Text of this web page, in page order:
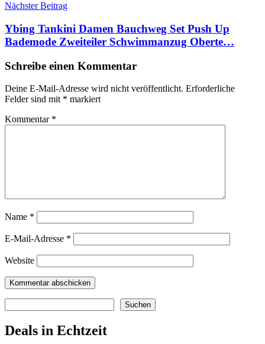
Nächster Beitrag
Ybing Tankini Damen Bauchweg Set Push Up
Bademode Zweiteiler Schwimmanzug Oberte…
Schreibe einen Kommentar
Deine E-Mail-Adresse wird nicht veröffentlicht. Erforderliche
Felder sind mit * markiert
Kommentar *
Name *
E-Mail-Adresse *
Website
Suchen
Deals in Echtzeit